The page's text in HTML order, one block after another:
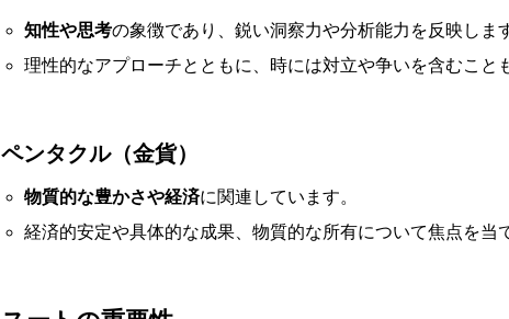
知性や思考の象徴であり、鋭い洞察力や分析能力を反映しま
理性的なアプローチとともに、時には対立や争いを含むこと
ペンタクル（金貨）
物質的な豊かさや経済に関連しています。
経済的安定や具体的な成果、物質的な所有について焦点を当